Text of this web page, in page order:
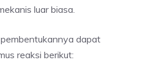
luar biasa.
dapat
reaksi berikut: